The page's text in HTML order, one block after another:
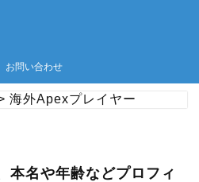
お問い合わせ
海外Apexプレイヤー
本名や年齢などプロフィ